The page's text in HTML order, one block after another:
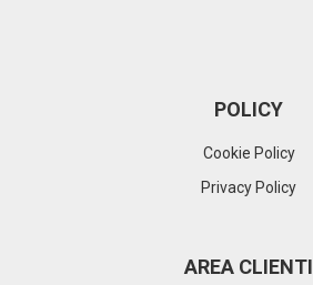
POLICY
Cookie Policy
Privacy Policy
AREA CLIENTI